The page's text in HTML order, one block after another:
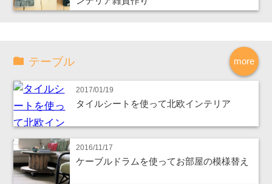
more
テーブル
2017/01/19
タイルシートを使って北欧インテリア
2016/11/17
ケーブルドラムを使ってお部屋の模様替え